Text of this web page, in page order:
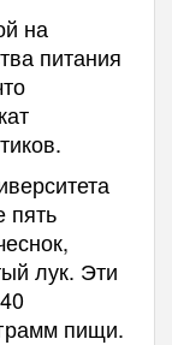
на
питания
лук. Эти
пищи.